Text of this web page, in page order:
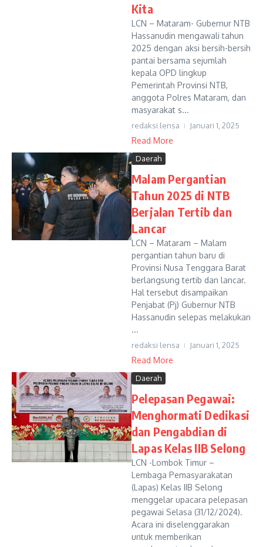
Kita
LCN – Mataram- Gubernur NTB
Hassanudin mengawali tahun
2025 dengan aksi bersih-bersih
pantai bersama sejumlah
kepala OPD lingkup
Pemerintah Provinsi NTB,
anggota Polres Mataram, dan
masyarakat s...
redaksi lensa Januari 1, 2025
Read More
Daerah
Malam Pergantian
Tahun 2025 di NTB
Berjalan Tertib dan
Lancar
LCN – Mataram – Malam
pergantian tahun baru di
Provinsi Nusa Tenggara Barat
berlangsung tertib dan lancar.
Hal tersebut disampaikan
Penjabat (Pj) Gubernur NTB
Hassanudin selepas melakukan
...
redaksi lensa Januari 1, 2025
Read More
Daerah
Pelepasan Pegawai:
Menghormati Dedikasi
dan Pengabdian di
Lapas Kelas IIB Selong
LCN -Lombok Timur –
Lembaga Pemasyarakatan
(Lapas) Kelas IIB Selong
menggelar upacara pelepasan
pegawai Selasa (31/12/2024).
Acara ini diselenggarakan
untuk memberikan